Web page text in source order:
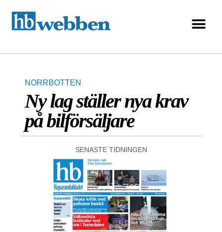
NORRBOTTEN
Ny lag ställer nya krav
på bilförsäljare
SENASTE TIDNINGEN